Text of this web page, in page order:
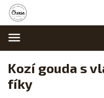
Kozí gouda s
fíky